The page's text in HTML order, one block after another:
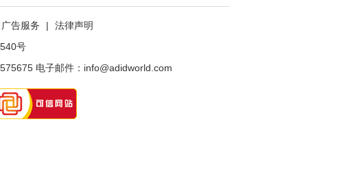
广告服务 |
法律声明
号
电子邮件：info@adidworld.com